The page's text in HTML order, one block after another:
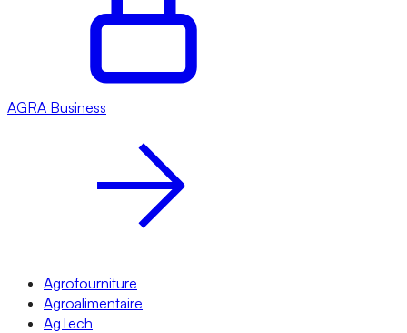
AGRA Business
Agrofourniture
Agroalimentaire
AgTech